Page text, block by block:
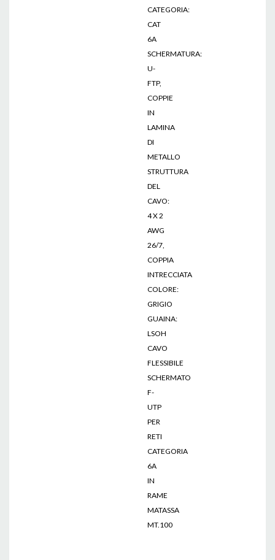
CATEGORIA:
CAT
6A
SCHERMATURA:
U-
FTP,
COPPIE
IN
LAMINA
DI
METALLO
STRUTTURA
DEL
CAVO:
4 X 2
AWG
26/7,
COPPIA
INTRECCIATA
COLORE:
GRIGIO
GUAINA:
LSOH
CAVO
FLESSIBILE
SCHERMATO
F-
UTP
PER
RETI
CATEGORIA
6A
IN
RAME
MATASSA
MT.100